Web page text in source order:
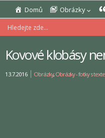
Domů Obrázky
Kovové klobásy
13.7.2016 Obrázky, Obrázky - fotky s